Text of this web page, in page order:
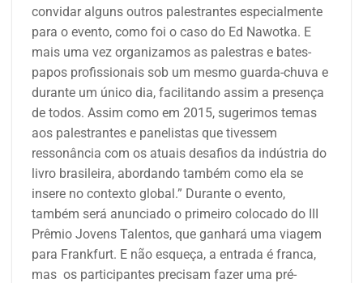
convidar alguns outros palestrantes especialmente
para o evento, como foi o caso do Ed Nawotka. E
mais uma vez organizamos as palestras e bates-
papos profissionais sob um mesmo guarda-chuva e
durante um único dia, facilitando assim a presença
de todos. Assim como em 2015, sugerimos temas
aos palestrantes e panelistas que tivessem
ressonância com os atuais desafios da indústria do
livro brasileira, abordando também como ela se
insere no contexto global.” Durante o evento,
também será anunciado o primeiro colocado do III
Prêmio Jovens Talentos, que ganhará uma viagem
para Frankfurt. E não esqueça, a entrada é franca,
mas os participantes precisam fazer uma pré-